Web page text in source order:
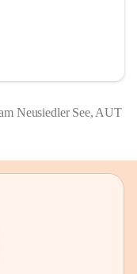
Neusiedler See, AUT